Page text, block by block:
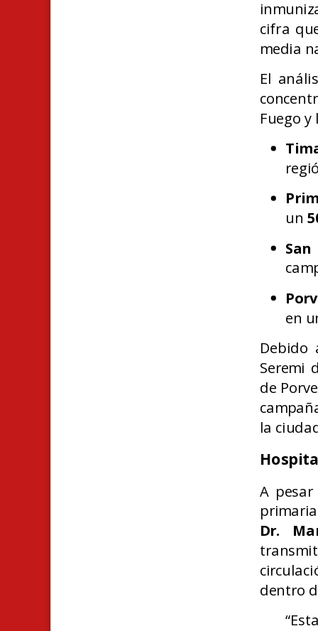
cifra
media
El
Fuego
un
en
Debido
Seremi
de
la
A
Dr.
dentro